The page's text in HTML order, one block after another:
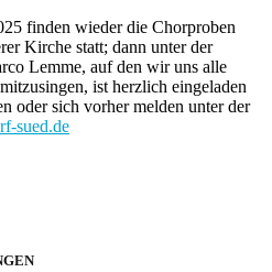
finden wieder die Chorproben
Kirche statt; dann unter der
Lemme, auf den wir uns alle
ist herzlich eingeladen
oder sich vorher melden unter der
sued.de